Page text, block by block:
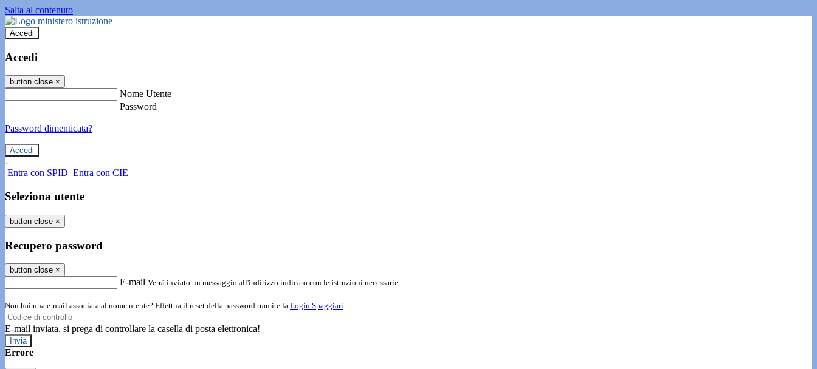
Salta al contenuto
Accedi
Accedi
button close ×
Nome Utente
Password
Password dimenticata?
-
Entra con SPID Entra con CIE
Seleziona utente
button close ×
Recupero password
button close ×
E-mail Verrà inviato un messaggio all'indirizzo indicato con le istruzioni necessarie.
Non hai una e-mail associata al nome utente? Effettua il reset della password tramite la Login Spaggiari
E-mail inviata, si prega di controllare la casella di posta elettronica!
Errore